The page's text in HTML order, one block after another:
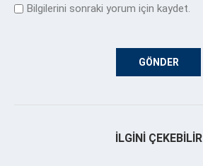
Bilgilerini sonraki yorum için kaydet.
İLGINI ÇEKEBILIR